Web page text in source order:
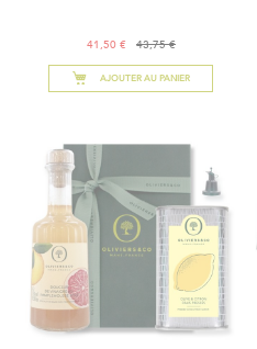
41,50 € 43,75 €
AJOUTER AU PANIER